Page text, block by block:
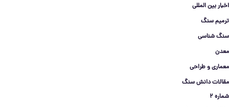
اخبار بین المللی
ترمیم سنگ
سنگ شناسی
معدن
معماری و طراحی
مقالات دانش سنگ
شماره 2